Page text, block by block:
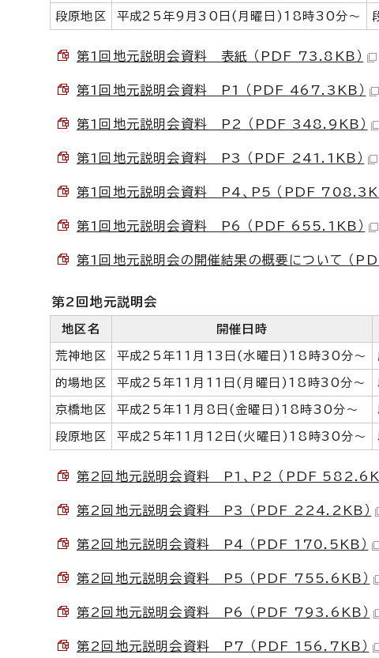
段原地区 平成25年9月30日(月曜日)18時30分～
第1回地元説明会資料 表紙 （PDF 73.8KB）
第1回地元説明会資料 P1 （PDF 467.3KB）
第1回地元説明会資料 P2 （PDF 348.9KB）
第1回地元説明会資料 P3 （PDF 241.1KB）
第1回地元説明会資料 P4、P5 （PDF
第1回地元説明会資料 P6 （PDF 655.1KB）
第1回地元説明会の開催結果の概要について （
第2回地元説明会
地区名 開催日時
荒神地区 平成25年11月13日(水曜日)18時30分～
的場地区 平成25年11月11日(月曜日)18時30分～
京橋地区 平成25年11月8日(金曜日)18時30分～
段原地区 平成25年11月12日(火曜日)18時30分～
第2回地元説明会資料 P1、P2 （PDF
第2回地元説明会資料 P3 （PDF 224.2KB）
第2回地元説明会資料 P4 （PDF 170.5KB）
第2回地元説明会資料 P5 （PDF 755.6KB）
第2回地元説明会資料 P6 （PDF 793.6KB）
第2回地元説明会資料 P7 （PDF 156.7KB）